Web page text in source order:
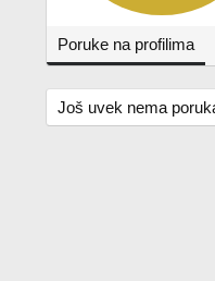
Poruke na profilima
Još uvek nema